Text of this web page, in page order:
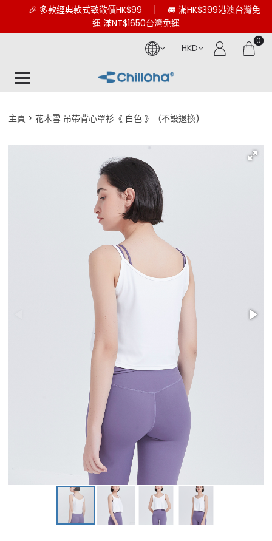
🎉 多款經典款式致敬價HK$99 ｜ 🚐 滿HK$399港澳台灣免
運 滿NT$1650台灣免運
HKD
0
主頁 花木雪 吊帶背心罩衫《 白色 》（不設退換)